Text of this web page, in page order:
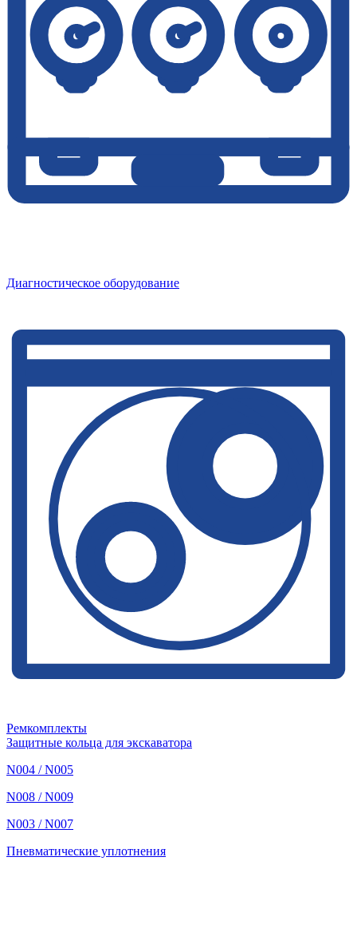
Диагностическое оборудование
Ремкомплекты
Защитные кольца для экскаватора
N004 / N005
N008 / N009
N003 / N007
Пневматические уплотнения